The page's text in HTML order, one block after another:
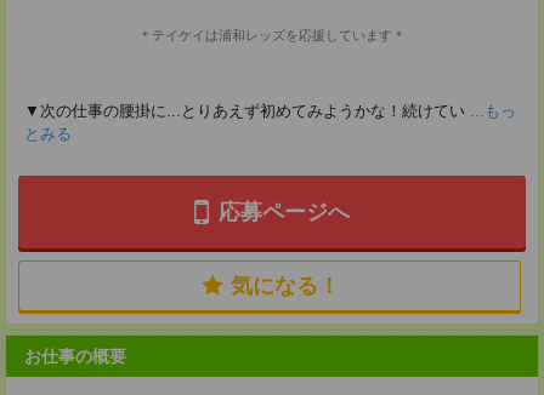
＊テイケイは浦和レッズを応援しています＊
▼次の仕事の腰掛に...とりあえず初めてみようかな！続けてい ...もっ
とみる
応募ページへ
気になる！
お仕事の概要